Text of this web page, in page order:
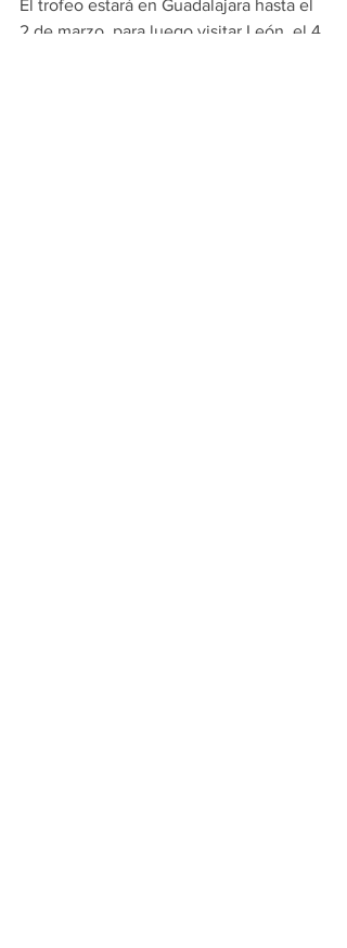
El trofeo estará en Guadalajara hasta el
2 de marzo, para luego visitar León, el 4